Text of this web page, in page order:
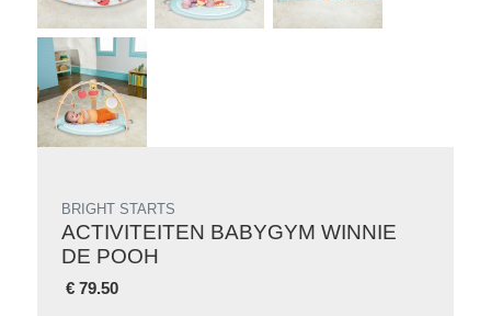
BRIGHT STARTS
ACTIVITEITEN BABYGYM WINNIE
DE POOH
€79.50